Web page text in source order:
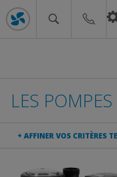
LES
+ AFFINER VOS CRITÈRES